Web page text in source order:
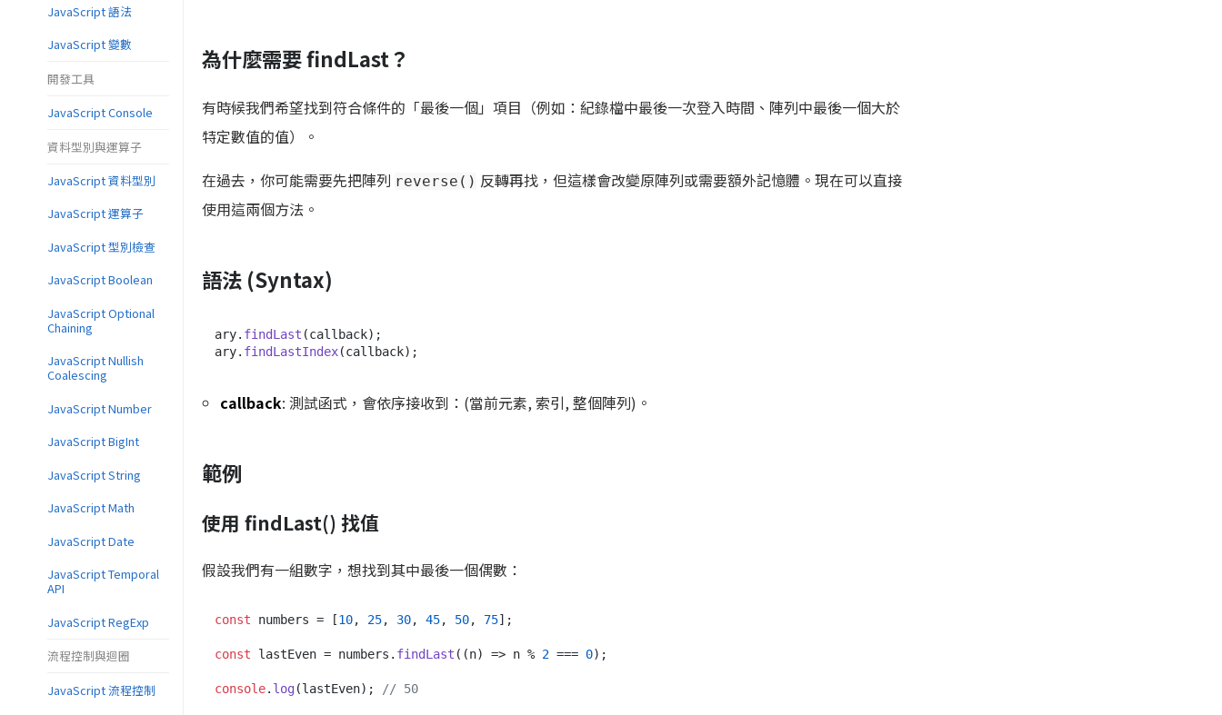
為什麼需要 findLast？
有時候我們希望找到符合條件的「最後一個」項目（例如：紀錄檔中最後一次登入時間、陣列中最後一個大於
特定數值的值）。
在過去，你可能需要先把陣列 reverse() 反轉再找，但這樣會改變原陣列或需要額外記憶體。現在可以直接
使用這兩個方法。
語法 (Syntax)
ary. findLast (callback);
ary. findLastIndex
callback: 測試函式，會依序接收到：(當前元素, 索引, 整個陣列)。
範例
使用 findLast() 找值
假設我們有一組數字，想找到其中最後一個偶數：
const numbers = [10, 25, 30, 45, 50, 75];
const lastEven = numbers. findLast ( (n) => n % 2 === 0);
console. log(lastEven); // 50
JavaScript 語法
JavaScript 變數
開發工具
JavaScript Console
資料型別與運算子
JavaScript 資料型別
JavaScript 運算子
JavaScript 型別檢查
JavaScript Boolean
JavaScript Optional
Chaining
JavaScript Nullish
Coalescing
JavaScript Number
JavaScript BigInt
JavaScript String
JavaScript Math
JavaScript Date
JavaScript Temporal
API
JavaScript RegExp
流程控制與迴圈
JavaScript 流程控制